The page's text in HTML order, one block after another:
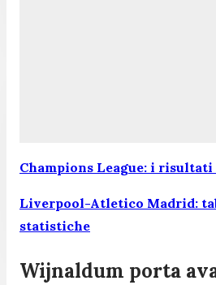
Champions League: i
Liverpool-Atletico Madrid:
statistiche
Wijnaldum porta